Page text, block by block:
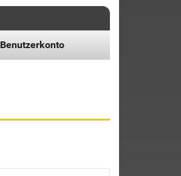
Benutzerkonto